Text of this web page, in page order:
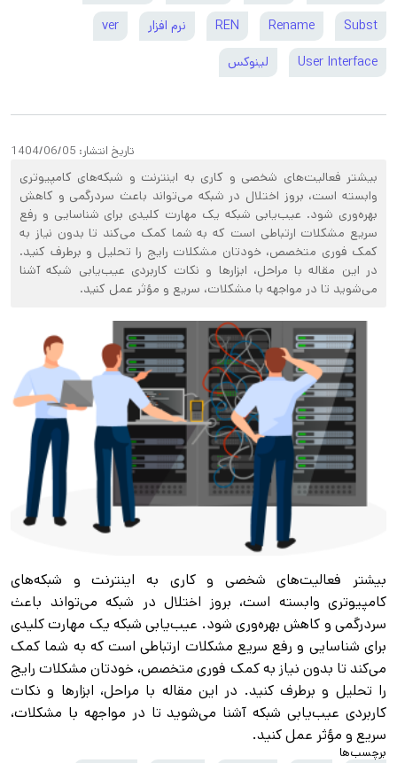
Subst
Rename
REN نرم افزار ver
User Interface لینوکس
تاریخ انتشار: 1404/06/05
بیشتر فعالیت‌های شخصی و کاری به اینترنت و شبکه‌های کامپیوتری
وابسته است، بروز اختلال در شبکه می‌تواند باعث سردرگمی و کاهش
بهره‌وری شود. عیب‌یابی شبکه یک مهارت کلیدی برای شناسایی و رفع
سریع مشکلات ارتباطی است که به شما کمک می‌کند تا بدون نیاز به
کمک فوری متخصص، خودتان مشکلات رایج را تحلیل و برطرف کنید.
در این مقاله با مراحل، ابزارها و نکات کاربردی عیب‌یابی شبکه آشنا
می‌شوید تا در مواجهه با مشکلات، سریع و مؤثر عمل کنید.
بیشتر فعالیت‌های شخصی و کاری به اینترنت و شبکه‌های
کامپیوتری وابسته است، بروز اختلال در شبکه می‌تواند باعث
سردرگمی و کاهش بهره‌وری شود. عیب‌یابی شبکه یک مهارت کلیدی
برای شناسایی و رفع سریع مشکلات ارتباطی است که به شما کمک
می‌کند تا بدون نیاز به کمک فوری متخصص، خودتان مشکلات رایج
را تحلیل و برطرف کنید. در این مقاله با مراحل، ابزارها و نکات
کاربردی عیب‌یابی شبکه آشنا می‌شوید تا در مواجهه با مشکلات،
سریع و مؤثر عمل کنید.
برچسب‌ها